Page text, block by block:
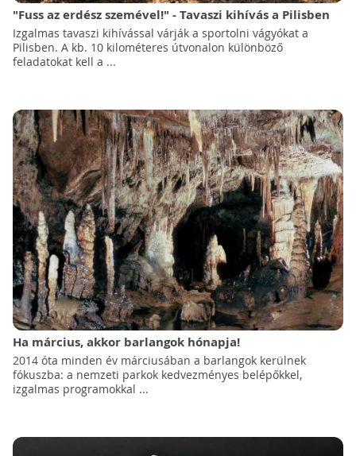
"Fuss az erdész szemével!" - Tavaszi kihívás a Pilisben
Izgalmas tavaszi kihívással várják a sportolni vágyókat a
Pilisben. A kb. 10 kilométeres útvonalon különböző
feladatokat kell a ...
Ha március, akkor barlangok hónapja!
2014 óta minden év márciusában a barlangok kerülnek
fókuszba: a nemzeti parkok kedvezményes belépőkkel,
izgalmas programokkal ...